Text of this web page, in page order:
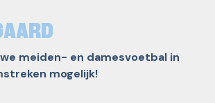
meiden- en damesvoetbal in
mogelijk!